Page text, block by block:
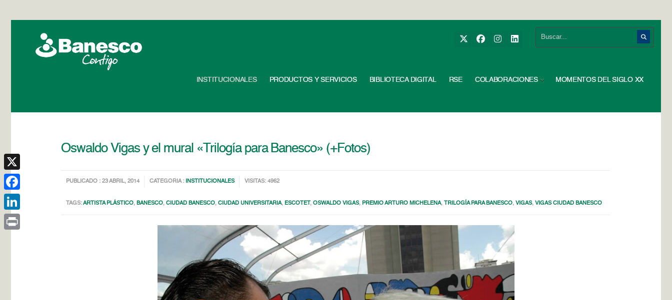
INSTITUCIONALES PRODUCTOS Y SERVICIOS BIBLIOTECA DIGITAL RSE COLABORACIONES MOMENTOS DEL SIGLO XX
Oswaldo Vigas y el mural «Trilogía para Banesco» (+Fotos)
PUBLICADO : 23 ABRIL, 2014 CATEGORIA : INSTITUCIONALES VISITAS: 4962
TAGS:ARTISTA PLÁSTICO, BANESCO,CIUDAD BANESCO,CIUDAD UNIVERSITARIA, ESCOTET ,OSWALDO VIGAS, PREMIO ARTURO MICHELENA, TRILOGÍA PARA BANESCO,VIGAS,VIGAS CIUDAD BANESCO
X
Facebook
LinkedIn